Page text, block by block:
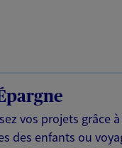
vos projets grâce
des enfants ou